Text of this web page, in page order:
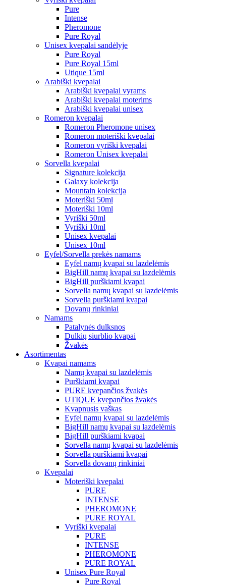
Pure
Intense
Pheromone
Pure Royal
Unisex kvepalai sandėlyje
Pure Royal
Pure Royal 15ml
Utique 15ml
Arabiški kvepalai
Arabiški kvepalai vyrams
Arabiški kvepalai moterims
Arabiški kvepalai unisex
Romeron kvepalai
Romeron Pheromone unisex
Romeron moteriški kvepalai
Romeron vyriški kvepalai
Romeron Unisex kvepalai
Sorvella kvepalai
Signature kolekcija
Galaxy kolekcija
Mountain kolekcija
Moteriški 50ml
Moteriški 10ml
Vyriški 50ml
Vyriški 10ml
Unisex kvepalai
Unisex 10ml
Eyfel/Sorvella prekės namams
Eyfel namų kvapai su lazdelėmis
BigHill namų kvapai su lazdelėmis
BigHill purškiami kvapai
Sorvella namų kvapai su lazdelėmis
Sorvella purškiami kvapai
Dovanų rinkiniai
Namams
Patalynės dulksnos
Dulkių siurblio kvapai
Žvakės
Asortimentas
Kvapai namams
Namų kvapai su lazdelėmis
Purškiami kvapai
PURE kvepančios žvakės
UTIQUE kvepančios žvakės
Kvapnusis vaškas
Eyfel namų kvapai su lazdelėmis
BigHill namų kvapai su lazdelėmis
BigHill purškiami kvapai
Sorvella namų kvapai su lazdelėmis
Sorvella purškiami kvapai
Sorvella dovanų rinkiniai
Kvepalai
Moteriški kvepalai
PURE
INTENSE
PHEROMONE
PURE ROYAL
Vyriški kvepalai
PURE
INTENSE
PHEROMONE
PURE ROYAL
Unisex Pure Royal
Pure Royal